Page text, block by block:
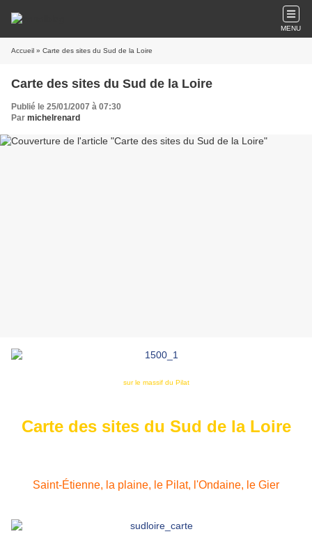
MENU
Accueil » Carte des sites du Sud de la Loire
Carte des sites du Sud de la Loire
Publié le 25/01/2007 à 07:30
Par michelrenard
sur le massif du Pilat
Carte des sites du Sud de la Loire
Saint-Étienne, la plaine, le Pilat, l'Ondaine, le Gier